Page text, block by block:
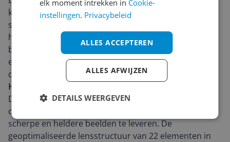
keuze voor de juiste lens van groot belang. Deze
specifieke telezoomlens biedt flexibiliteit voor zowel
hobbyisten als serieuze fotografen. Met een
brandpuntsafstand van 100-400 mm biedt deze lens
een uitgebreid bereik om onderwerpen van veraf
dichtbij te halen.
Hoogwaardige Optiek
Deze Sigma 100-400mm lens, geschikt voor mirrorless
camera's (MILC) met een L-vatting, is ontworpen om
scherpe en heldere beelden te leveren. De
geoptimaliseerde lensstructuur van 22 elementen in
elk moment intrekken in Cookie-
instellingen. Privacybeleid
ALLES ACCEPTEREN
ALLES AFWIJZEN
DETAILS WEERGEVEN